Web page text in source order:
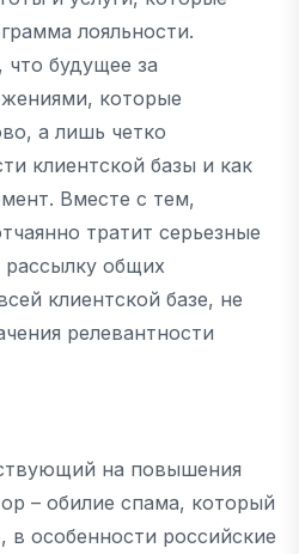
лояльности.
будущее за
которые
а лишь четко
клиентской базы и как
Вместе с тем,
тратит серьезные
общих
клиентской базе, не
релевантности
на повышения
– обилие спама, который
особенности российские